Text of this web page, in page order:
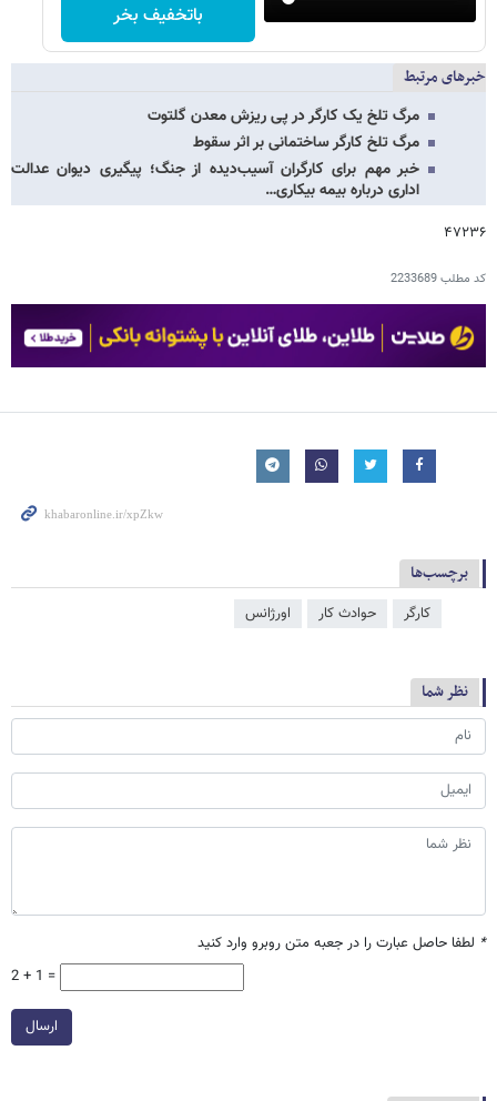
باتخفیف بخر
خبرهای مرتبط
مرگ تلخ یک کارگر در پی ریزش معدن گلتوت
مرگ تلخ کارگر ساختمانی بر اثر سقوط
خبر مهم برای کارگران آسیب‌دیده از جنگ؛ پیگیری دیوان عدالت
اداری درباره بیمه بیکاری…
۴۷۲۳۶
کد مطلب2233689
برچسب‌ها
کارگر حوادث کار اورژانس
نظر شما
* لطفا حاصل عبارت را در جعبه متن روبرو وارد کنید
2 + 1 =
ارسال